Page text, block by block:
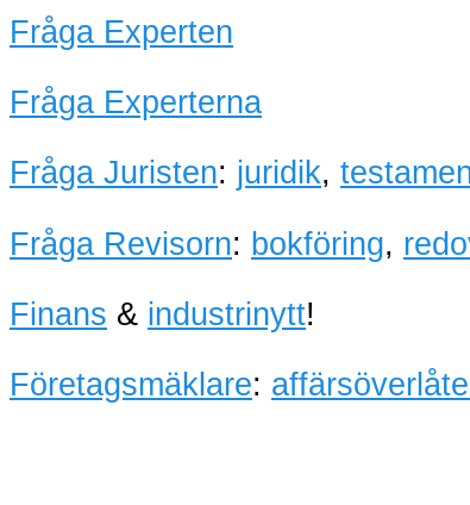
Fråga Experten
Fråga Experterna
Fråga Juristen: juridik,
Fråga Revisorn: bokföring,
Finans & industrinytt!
Företagsmäklare: